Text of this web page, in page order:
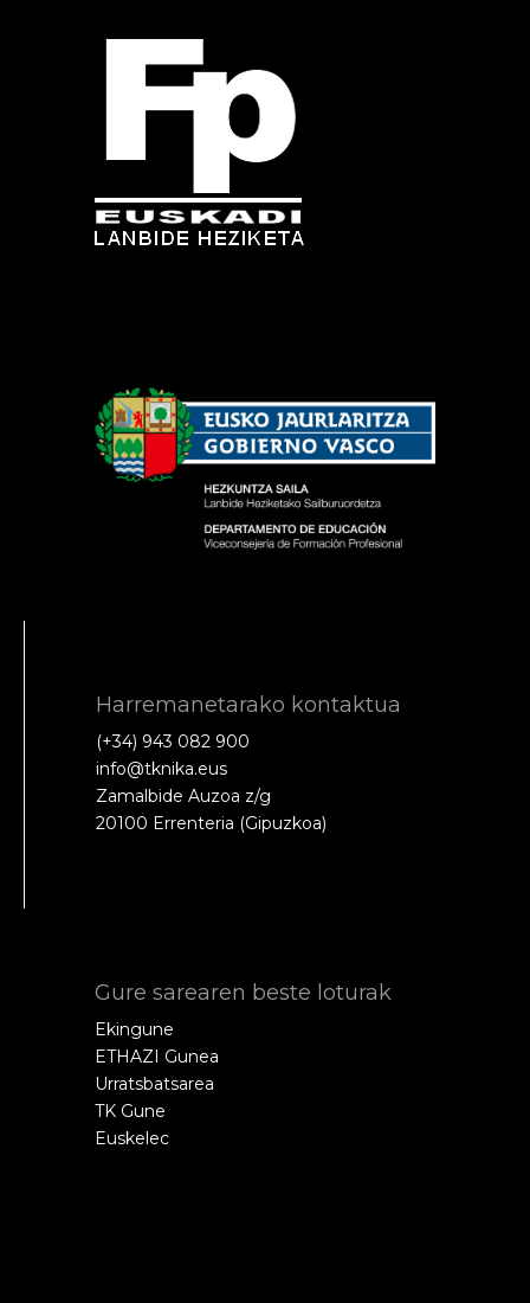
Harremanetarako kontaktua
(+34) 943 082 900
info@tknika.eus
Zamalbide Auzoa z/g
20100 Errenteria (Gipuzkoa)
Gure sarearen beste loturak
Ekingune
ETHAZI Gunea
Urratsbatsarea
TK Gune
Euskelec